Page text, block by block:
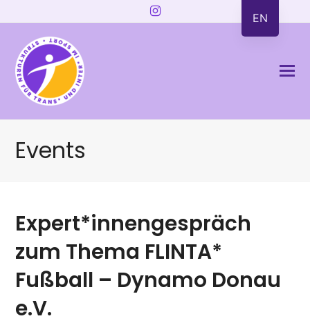
Instagram
Events
Expert*innengespräch
zum Thema FLINTA*
Fußball – Dynamo Donau
e.V.
EN